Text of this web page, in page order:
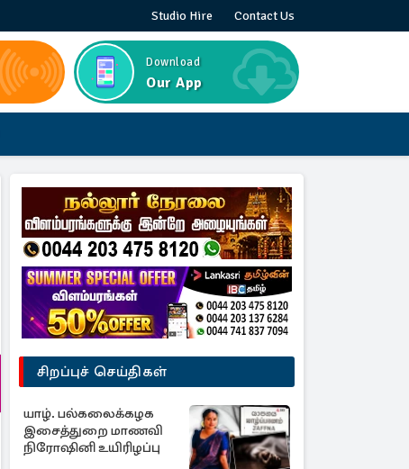
Studio Hire Contact Us
Download
Our App
சிறப்புச் செய்திகள்
யாழ். பல்கலைக்கழக
இசைத்துறை மாணவி
நிரோஷினி உயிரிழப்பு